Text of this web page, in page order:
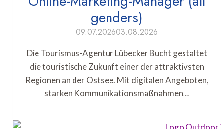
genders)
09.07.202603.08.2026
Die Tourismus-Agentur Lübecker Bucht gestaltet
die touristische Zukunft einer der attraktivsten
Regionen an der Ostsee. Mit digitalen Angeboten,
starken Kommunikationsmaßnahmen…